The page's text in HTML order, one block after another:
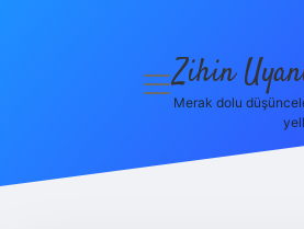
Politikası
menüyü
Zihin
Merak dolu